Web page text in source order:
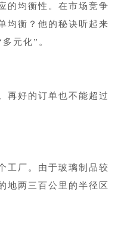
的均衡性。在市场竞争
均衡？他的秘诀听起来
元化”。
再好的订单也不能超过
工厂。由于玻璃制品较
地两三百公里的半径区